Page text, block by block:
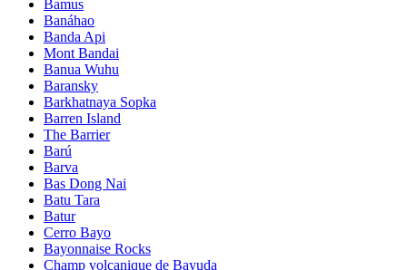
Bamus
Banáhao
Banda Api
Mont Bandai
Banua Wuhu
Baransky
Barkhatnaya Sopka
Barren Island
The Barrier
Barú
Barva
Bas Dong Nai
Batu Tara
Batur
Cerro Bayo
Bayonnaise Rocks
Champ volcanique de Bayuda